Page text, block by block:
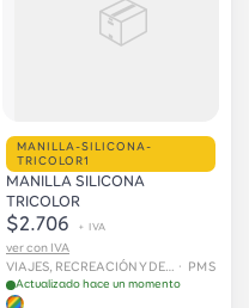
📦
MANILLA-SILICONA-
TRICOLOR1
MANILLA SILICONA
TRICOLOR
$2.706 + IVA
ver con IVA
· PMS
Actualizado hace un momento